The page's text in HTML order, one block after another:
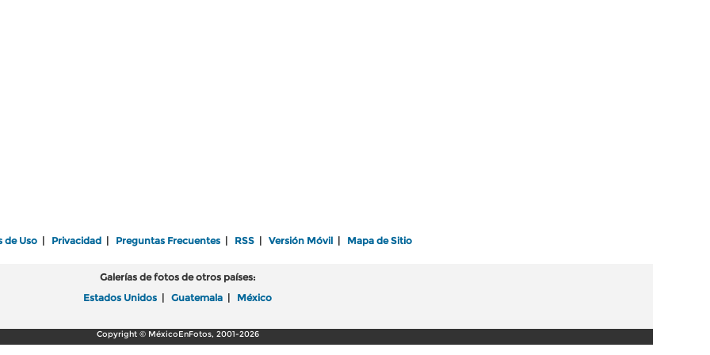
de Uso Privacidad Preguntas Frecuentes RSS Versión Móvil Mapa de Sitio
Galerías de fotos de otros países:
Estados Unidos
Guatemala México
Copyright © MéxicoEnFotos, 2001-2026